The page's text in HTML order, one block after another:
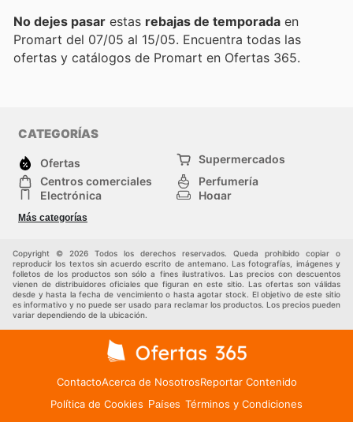
No dejes pasar estas rebajas de temporada en
Promart del 07/05 al 15/05. Encuentra todas las
ofertas y catálogos de Promart en Ofertas 365.
CATEGORÍAS
Ofertas
Supermercados
Centros comerciales
Perfumería
Electrónica
Hogar
Deporte
Moda
Más categorías
Copyright © 2026 Todos los derechos reservados. Queda prohibido copiar o
reproducir los textos sin acuerdo escrito de antemano. Las fotografías, imágenes y
folletos de los productos son sólo a fines ilustrativos. Las precios con descuentos
vienen de distribuidores oficiales que figuran en este sitio. Las ofertas son válidas
desde y hasta la fecha de vencimiento o hasta agotar stock. El objetivo de este sitio
es informativo y no puede ser usado para reclamar los productos. Los precios pueden
variar dependiendo de la ubicación.
ContactoAcerca de NosotrosReportar Contenido
Política de Cookies Países Términos y Condiciones